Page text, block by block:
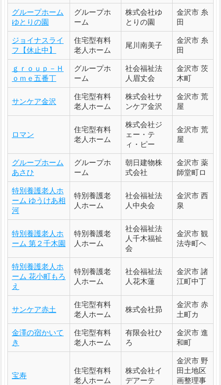
グループホーム
ゆとりの園
グループホ
ーム
株式会社ゆ
とりの園
金沢市 糸
田
ジョイナスライ
フ【休止中】
住宅型有料
老人ホーム
尾川南美子
金沢市 糸
田
ｇｒｏｕｐ－Ｈ
ｏｍｅ五番丁
グループホ
ーム
社会福祉法
人眉丈会
金沢市 茨
木町
サンケア金沢
住宅型有料
老人ホーム
株式会社サ
ンケア金沢
金沢市 荒
屋
ロマン
住宅型有料
老人ホーム
株式会社ジ
ェー・テ
ィ・ピー
金沢市 荒
屋
グループホーム
あさひ
グループホ
ーム
朝日建物株
式会社
金沢市 薬
師堂町ロ
特別養護老人ホ
ーム ゆうけあ相
河
特別養護老
人ホーム
社会福祉法
人中央会
金沢市 西
泉
特別養護老人ホ
ーム 第２千木園
特別養護老
人ホーム
社会福祉法
人千木福祉
会
金沢市 観
法寺町ヘ
特別養護老人ホ
ーム 花小町もろ
え
特別養護老
人ホーム
社会福祉法
人花木蓮
金沢市 諸
江町中丁
サンケア赤土
住宅型有料
老人ホーム
株式会社昴
金沢市 赤
土町カ
金澤の宿かいて
き
住宅型有料
老人ホーム
有限会社ひ
ろ
金沢市 進
和町
宝寿
住宅型有料
老人ホーム
株式会社イ
デアーテ
金沢市 野
田土地区
画整理事